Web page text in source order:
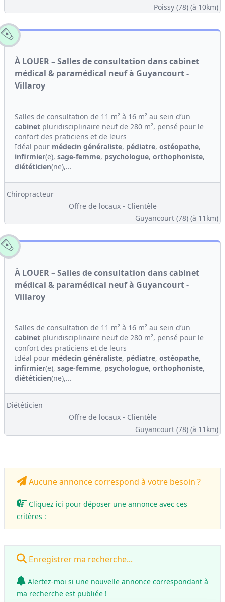
Poissy (78) (à 10km)
À LOUER – Salles de consultation dans cabinet
médical & paramédical neuf à Guyancourt -
Villaroy
Salles de consultation de 11 m² à 16 m² au sein d’un
cabinet pluridisciplinaire neuf de 280 m², pensé pour le
confort des praticiens et de leurs
Idéal pour médecin généraliste, pédiatre, ostéopathe,
infirmier(e), sage-femme, psychologue, orthophoniste,
diététicien(ne),...
Chiropracteur
Offre de locaux - Clientèle
Guyancourt (78) (à 11km)
À LOUER – Salles de consultation dans cabinet
médical & paramédical neuf à Guyancourt -
Villaroy
Salles de consultation de 11 m² à 16 m² au sein d’un
cabinet pluridisciplinaire neuf de 280 m², pensé pour le
confort des praticiens et de leurs
Idéal pour médecin généraliste, pédiatre, ostéopathe,
infirmier(e), sage-femme, psychologue, orthophoniste,
diététicien(ne),...
Diététicien
Offre de locaux - Clientèle
Guyancourt (78) (à 11km)
Aucune annonce correspond à votre besoin ?
Cliquez ici pour déposer une annonce avec ces
critères :
Enregistrer ma recherche...
Alertez-moi si une nouvelle annonce correspondant à
ma recherche est publiée !